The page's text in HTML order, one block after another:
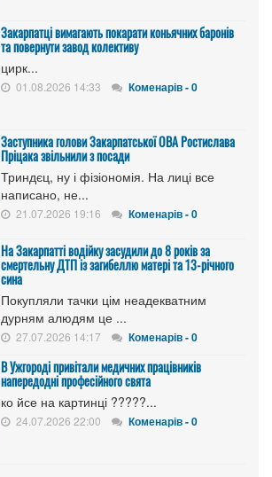
Закарпатці вимагають покарати коньячних баронів
та повернути завод колективу
цирк...
01.08.2026 14:33 Коменарів - 0
Заступника голови Закарпатської ОВА Ростислава
Пріцака звільнили з посади
Триндєц, ну і фізіономія. На лиці все
написано, не...
21.07.2026 19:16 Коменарів - 0
На Закарпатті водійку засудили до 8 років за
смертельну ДТП із загибеллю матері та 13-річного
сина
Покупляли тачки цім неадекватним
дурням алюдям це ...
27.07.2026 14:17 Коменарів - 0
В Ужгороді привітали медичних працівників
напередодні професійного свята
ко йсе на картинці ?????...
24.07.2026 22:00 Коменарів - 0